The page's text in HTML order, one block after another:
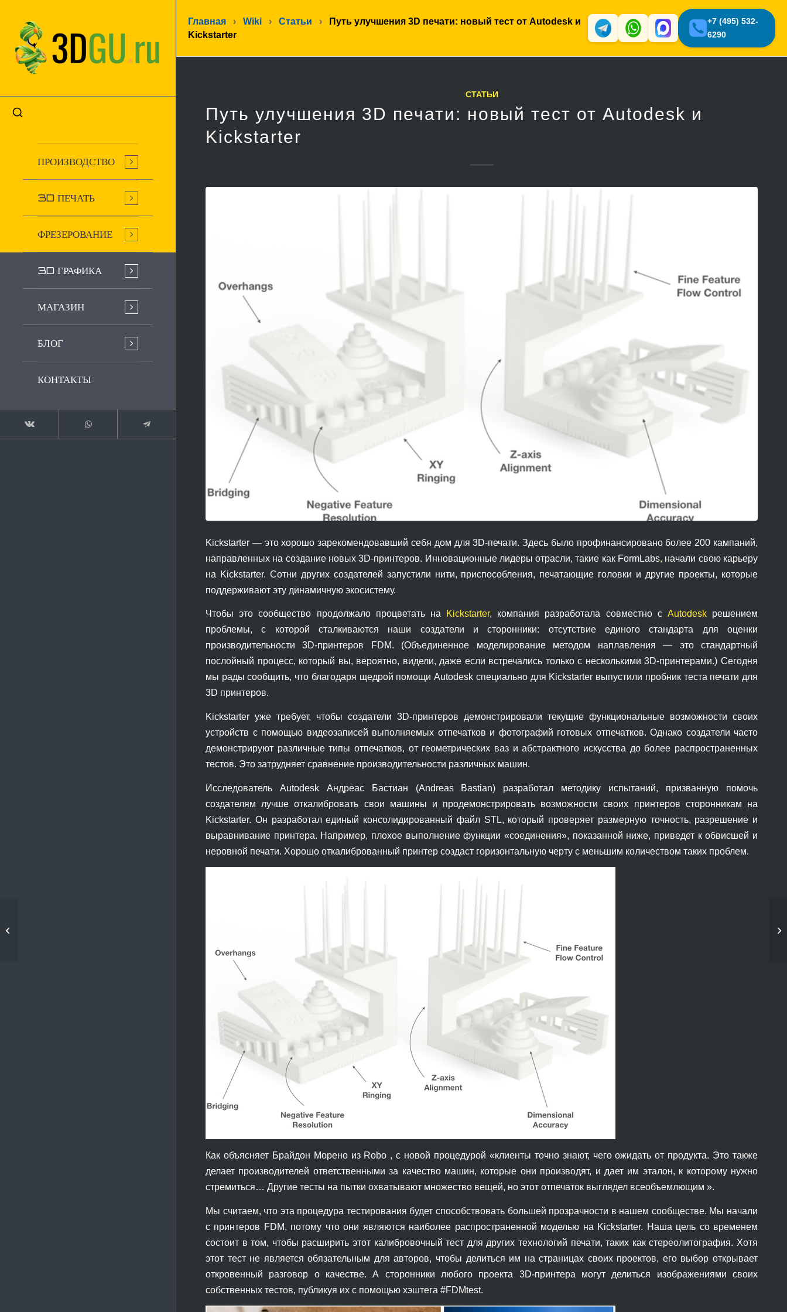
ПРОИЗВОДСТВО
3D ПЕЧАТЬ
ФРЕЗЕРОВАНИЕ
3D ГРАФИКА
МАГАЗИН
БЛОГ
КОНТАКТЫ
Главная › Wiki › Статьи ›
Путь улучшения 3D печати: новый тест от Autodesk и
Kickstarter
+7 (495) 532-
6290
СТАТЬИ
Путь улучшения 3D печати: новый тест от Autodesk и
Kickstarter
Kickstarter — это хорошо зарекомендовавший себя дом для 3D-печати. Здесь было профинансировано более 200 кампаний,
направленных на создание новых 3D-принтеров. Инновационные лидеры отрасли, такие как FormLabs начали свою карьеру
на Kickstarter. Сотни других создателей запустили нити, приспособления, печатающие головки и другие проекты, которые
поддерживают эту динамичную экосистему.
Чтобы это сообщество продолжало процветать на Kickstarter, компания разработала совместно с Autodeskрешением
проблемы, с которой сталкиваются наши создатели и сторонники: отсутствие единого стандарта для оценки
производительности 3D-принтеров FDM. (Объединенное моделирование методом наплавления — это стандартный
послойный процесс, который вы, вероятно, видели, даже если встречались только с несколькими 3D-принтерами.) Сегодня
мы рады сообщить, что благодаря щедрой помощи Autodesk специально для Kickstarter выпустили пробник теста печати для
3D принтеров.
Kickstarter уже требует, чтобы создатели 3D-принтеров демонстрировали текущие функциональные возможности своих
устройств с помощью видеозаписей выполняемых отпечатков и фотографий готовых отпечатков. Однако создатели часто
демонстрируют различные типы отпечатков, от геометрических ваз и абстрактного искусства до более распространенных
тестов. Это затрудняет сравнение производительности различных машин.
Исследователь Autodesk Андреас Бастиан (Andreas Bastian) разработал методику испытаний, призванную помочь
создателям лучше откалибровать свои машины и продемонстрировать возможности своих принтеров сторонникам на
Kickstarter. Он разработал единый консолидированный файл STL, который проверяет размерную точность, разрешение и
выравнивание принтера. Например, плохое выполнение функции «соединения», показанной ниже, приведет к обвисшей и
неровной печати. Хорошо откалиброванный принтер создаст горизонтальную черту с меньшим количеством таких проблем.
Как объясняет Брайдон Морено из Robo , с новой процедурой «клиенты точно знают, чего ожидать от продукта. Это также
делает производителей ответственными за качество машин, которые они производят, и дает им эталон, к которому нужно
стремиться… Другие тесты на пытки охватывают множество вещей, но этот отпечаток выглядел всеобъемлющим ».
Мы считаем, что эта процедура тестирования будет способствовать большей прозрачности в нашем сообществе. Мы начали
с принтеров FDM, потому что они являются наиболее распространенной моделью на Kickstarter. Наша цель со временем
состоит в том, чтобы расширить этот калибровочный тест для других технологий печати, таких как стереолитография. Хотя
этот тест не является обязательным для авторов, чтобы делиться им на страницах своих проектов, его выбор открывает
откровенный разговор о качестве. А сторонники любого проекта 3D-принтера могут делиться изображениями своих
собственных тестов, публикуя их с помощью хэштега #FDMtest.